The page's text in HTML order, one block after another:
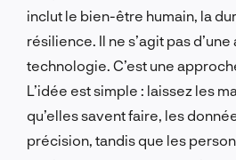
inclut le bien-être humain, la
résilience. Il ne s’agit pas
technologie. C’est une
L’idée est simple : laissez les
qu’elles savent faire, les
précision, tandis que les